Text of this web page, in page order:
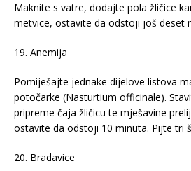
Maknite s vatre, dodajte pola žličice
metvice, ostavite da odstoji još deset
19. Anemija
Pomiješajte jednake dijelove listova
potočarke (Nasturtium officinale).
pripreme čaja žličicu te mješavine
ostavite da odstoji 10 minuta. Pijte tri
20. Bradavice